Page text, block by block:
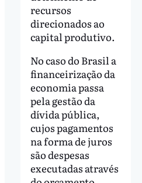
recursos
direcionados ao
capital produtivo.
No caso do Brasil a
financeirização da
economia passa
pela gestão da
dívida pública,
cujos pagamentos
na forma de juros
são despesas
executadas através